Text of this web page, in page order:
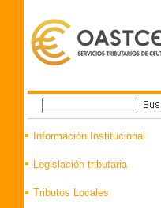
Información Institucional
Legislación tributaria
Tributos Locales